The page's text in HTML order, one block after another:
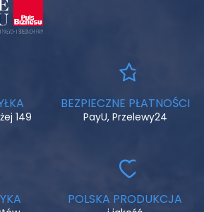
149
BEZPIECZNE PŁATNOŚCI
PayU, Przelewy24
POLSKA PRODUKCJA